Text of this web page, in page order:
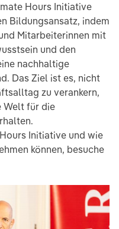
Hours Initiative
Bildungsansatz, indem
Mitarbeiterinnen mit
und den
nachhaltige
Das Ziel ist es, nicht
zu verankern,
Welt für die
Initiative und wie
können, besuche